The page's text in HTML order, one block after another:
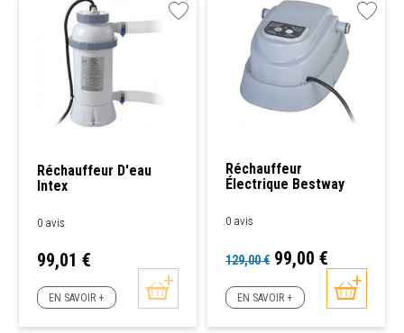
Réchauffeur D'eau
Intex
0 avis
Prix
99,01 €
EN SAVOIR +
Réchauffeur
Électrique Bestway
0 avis
Prix
base
129,00 € Prix
99,00 €
EN SAVOIR +